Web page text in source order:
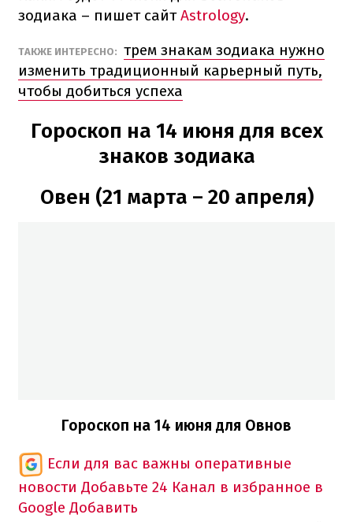
зодиака – пишет сайтAstrology.
ТАКЖЕ ИНТЕРЕСНО: трем знакам зодиака нужно
изменить традиционный карьерный путь,
чтобы добиться успеха
Гороскоп на 14 июня для всех
знаков зодиака
Овен (21 марта – 20 апреля)
Гороскоп на 14 июня для Овнов
Если для вас важны оперативные
новости Добавьте 24 Канал в избранное в
Google Добавить